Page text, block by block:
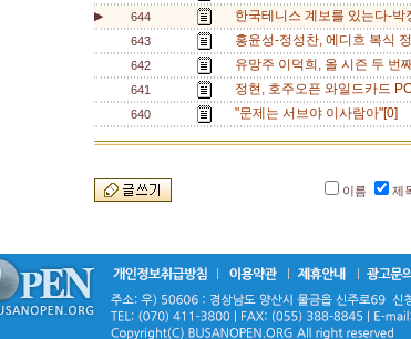
▶
644 한국테니스 계보를 있는다-
643
홍윤성-정성찬, 에디흐 복식
642
유망주 이덕희, 올 시즌 두 번
641
정현, 호주오픈 와일드카드
640
"문제는 서브야 이사람아"[0]
이름 제